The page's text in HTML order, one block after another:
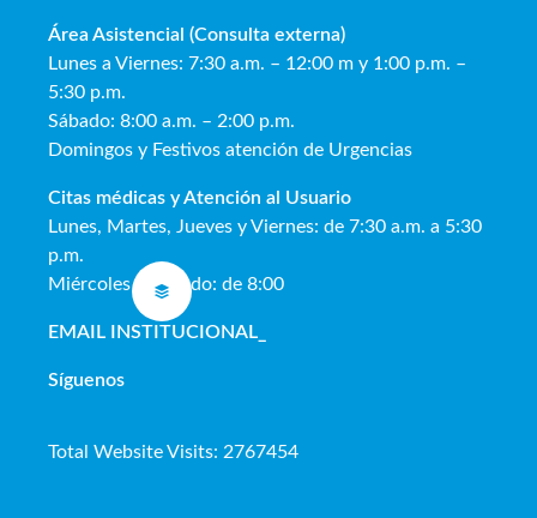
Área Asistencial (Consulta externa)
Lunes a Viernes: 7:30 a.m. – 12:00 m y 1:00 p.m. –
5:30 p.m.
Sábado: 8:00 a.m. – 2:00 p.m.
Domingos y Festivos atención de Urgencias
Citas médicas y Atención al Usuario
Lunes, Martes, Jueves y Viernes: de 7:30 a.m. a 5:30
p.m.
Miércoles y Sábado: de 8:00
EMAIL INSTITUCIONAL
Síguenos
Total Website Visits: 2767454